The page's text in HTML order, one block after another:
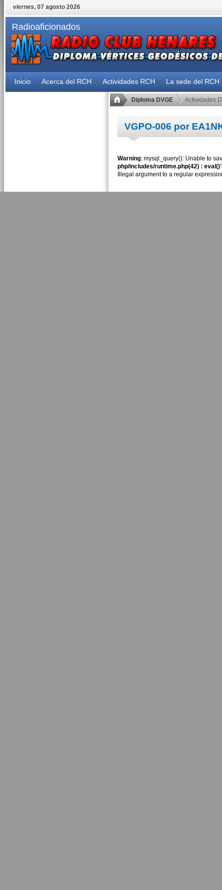
viernes, 07 agosto 2026
Radioaficionados
Inicio Acerca del RCH Actividades RCH La sede del RCH
Diploma DVGE Actividades
VGPO-006 por
Warning: mysql_query(): Unable to
php/includes/runtime.php(42) :
Illegal argument to a regular